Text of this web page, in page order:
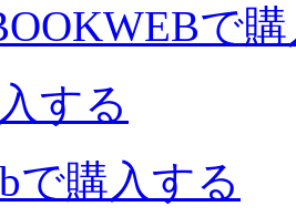
で
する
で購入する